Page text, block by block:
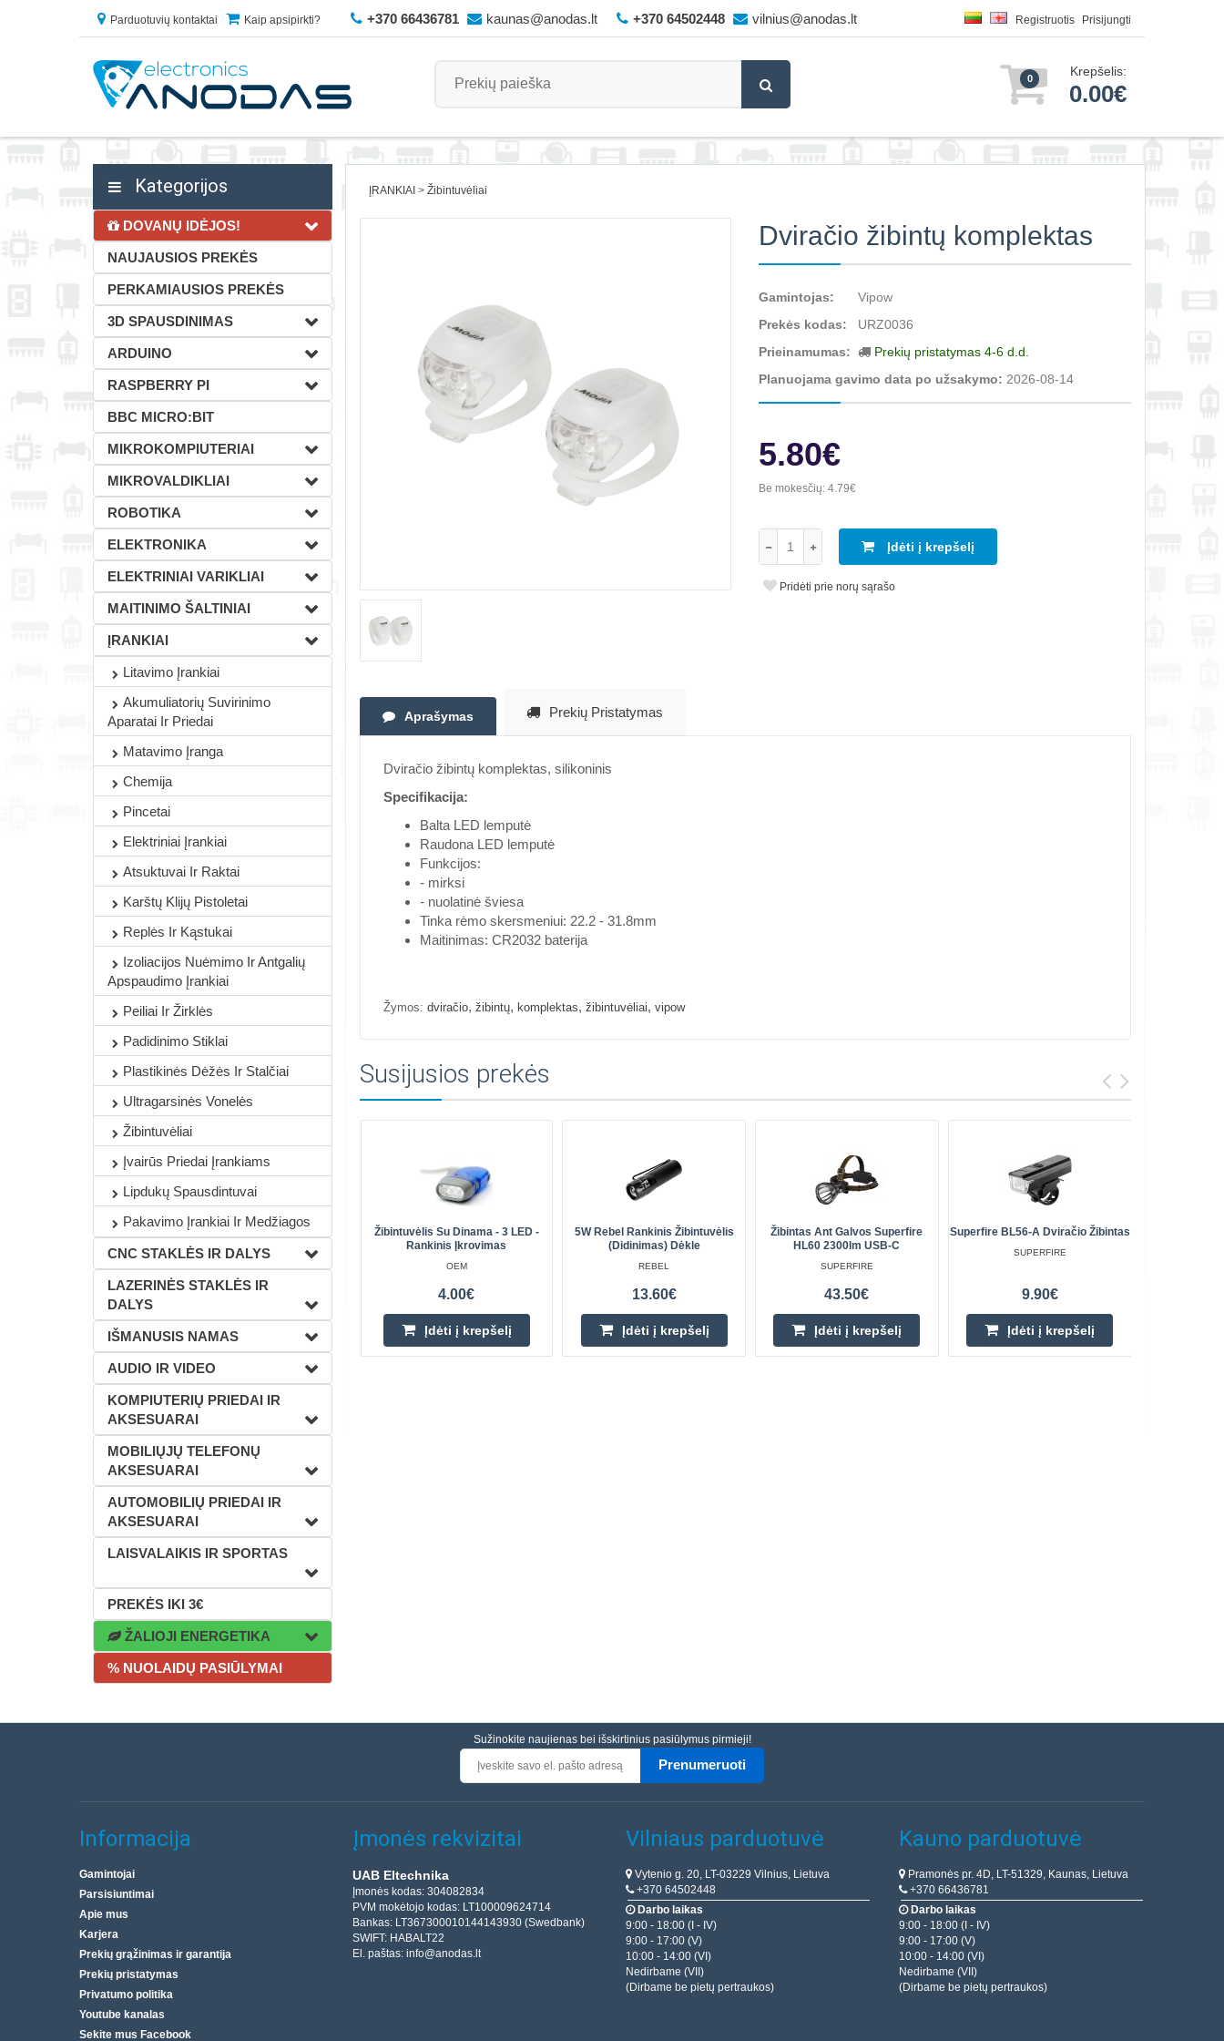
Parduotuvių kontaktai Kaip apsipirkti? +370 66436781 kaunas@anodas.lt +370 64502448 vilnius@anodas.lt Registruotis Prisijungti
0 Krepšelis:
0.00€
Kategorijos
DOVANŲ IDĖJOS!
NAUJAUSIOS PREKĖS
PERKAMIAUSIOS PREKĖS
3D SPAUSDINIMAS
ARDUINO
RASPBERRY PI
BBC MICRO:BIT
MIKROKOMPIUTERIAI
MIKROVALDIKLIAI
ROBOTIKA
ELEKTRONIKA
ELEKTRINIAI VARIKLIAI
MAITINIMO ŠALTINIAI
ĮRANKIAI
Litavimo Įrankiai
Akumuliatorių Suvirinimo
Aparatai Ir Priedai
Matavimo Įranga
Chemija
Pincetai
Elektriniai Įrankiai
Atsuktuvai Ir Raktai
Karštų Klijų Pistoletai
Replės Ir Kąstukai
Izoliacijos Nuėmimo Ir Antgalių
Apspaudimo Įrankiai
Peiliai Ir Žirklės
Padidinimo Stiklai
Plastikinės Dėžės Ir Stalčiai
Ultragarsinės Vonelės
Žibintuvėliai
Įvairūs Priedai Įrankiams
Lipdukų Spausdintuvai
Pakavimo Įrankiai Ir Medžiagos
CNC STAKLĖS IR DALYS
LAZERINĖS STAKLĖS IR
DALYS
IŠMANUSIS NAMAS
AUDIO IR VIDEO
KOMPIUTERIŲ PRIEDAI IR
AKSESUARAI
MOBILIŲJŲ TELEFONŲ
AKSESUARAI
AUTOMOBILIŲ PRIEDAI IR
AKSESUARAI
LAISVALAIKIS IR SPORTAS
PREKĖS IKI 3€
ŽALIOJI ENERGETIKA
% NUOLAIDŲ PASIŪLYMAI
ĮRANKIAI Žibintuvėliai
Dviračio žibintų komplektas
Gamintojas:
Vipow
Prekės kodas:
URZ0036
Prieinamumas:
Prekių pristatymas 4-6 d.d.
Planuojama gavimo data po užsakymo: 2026-08-14
5.80€
Be mokesčių:4.79€
Įdėti į krepšelį
Pridėti prie norų sąrašo
Aprašymas Prekių Pristatymas
Dviračio žibintų komplektas, silikoninis
Specifikacija:
Balta LED lemputė
Raudona LED lemputė
Funkcijos:
- mirksi
- nuolatinė šviesa
Tinka rėmo skersmeniui: 22.2 - 31.8mm
Maitinimas: CR2032 baterija
Žymos: dviračio, žibintų, komplektas, žibintuvėliai, vipow
Susijusios prekės
Žibintuvėlis Su Dinama - 3 LED -
Rankinis Įkrovimas
OEM
4.00€
Įdėti į krepšelį
5W Rebel Rankinis Žibintuvėlis
(didinimas) Dėkle
REBEL
13.60€
Įdėti į krepšelį
Žibintas Ant Galvos Superfire
HL60 2300lm USB-C
SUPERFIRE
43.50€
Įdėti į krepšelį
Superfire BL56-A Dviračio Žibintas
SUPERFIRE
9.90€
Įdėti į krepšelį
Sužinokite naujienas bei išskirtinius pasiūlymus pirmieji!
Prenumeruoti
Informacija
Gamintojai
Parsisiuntimai
Apie mus
Karjera
Prekių grąžinimas ir garantija
Prekių pristatymas
Privatumo politika
Youtube kanalas
Sekite mus Facebook
Įmonės rekvizitai
UAB Eltechnika
Įmonės kodas: 304082834
PVM mokėtojo kodas: LT100009624714
Bankas: LT367300010144143930 (Swedbank)
SWIFT: HABALT22
El. paštas: info@anodas.lt
Vilniaus parduotuvė
Vytenio g. 20, LT-03229 Vilnius, Lietuva
+370 64502448
Darbo laikas
9:00 - 18:00 (I - IV)
9:00 - 17:00 (V)
10:00 - 14:00 (VI)
Nedirbame (VII)
(Dirbame be pietų pertraukos)
Kauno parduotuvė
Pramonės pr. 4D, LT-51329, Kaunas, Lietuva
+370 66436781
Darbo laikas
9:00 - 18:00 (I - IV)
9:00 - 17:00 (V)
10:00 - 14:00 (VI)
Nedirbame (VII)
(Dirbame be pietų pertraukos)